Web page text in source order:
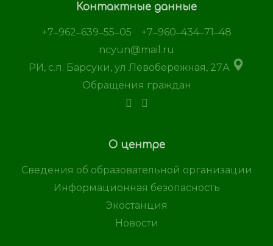
О центре
Сведения об образовательной организации
Информационная безопасность
Экостанция
Новости
Контактные данные
+7‒962‒639‒55‒05
+7‒960‒434‒71‒48
ncyun@mail.ru
РИ, с.п. Барсуки, ул Левобережная, 27А
Обращения граждан